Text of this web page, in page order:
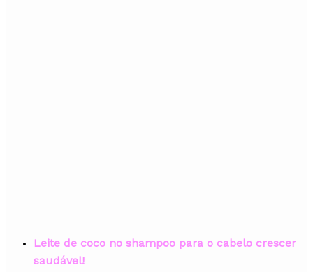
Leite de coco no shampoo para o cabelo crescer
saudável!